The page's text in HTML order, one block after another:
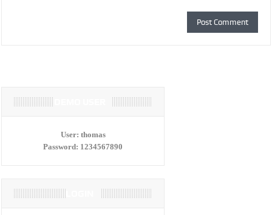
User: thomas
Password: 1234567890